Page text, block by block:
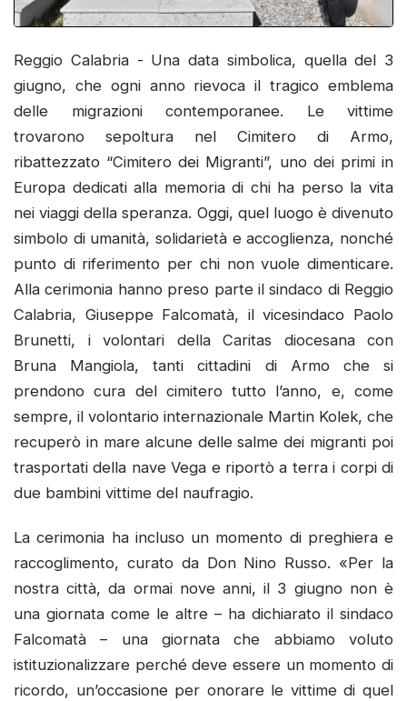
Reggio Calabria - Una data simbolica, quella del 3
giugno, che ogni anno rievoca il tragico emblema
delle migrazioni contemporanee. Le vittime
trovarono sepoltura nel Cimitero di Armo,
ribattezzato “Cimitero dei Migranti”, uno dei primi in
Europa dedicati alla memoria di chi ha perso la vita
nei viaggi della speranza. Oggi, quel luogo è divenuto
simbolo di umanità, solidarietà e accoglienza, nonché
punto di riferimento per chi non vuole dimenticare.
Alla cerimonia hanno preso parte il sindaco di Reggio
Calabria, Giuseppe Falcomatà, il vicesindaco Paolo
Brunetti, i volontari della Caritas diocesana con
Bruna Mangiola, tanti cittadini di Armo che si
prendono cura del cimitero tutto l’anno, e, come
sempre, il volontario internazionale Martin Kolek, che
recuperò in mare alcune delle salme dei migranti poi
trasportati della nave Vega e riportò a terra i corpi di
due bambini vittime del naufragio.
La cerimonia ha incluso un momento di preghiera e
raccoglimento, curato da Don Nino Russo. «Per la
nostra città, da ormai nove anni, il 3 giugno non è
una giornata come le altre – ha dichiarato il sindaco
Falcomatà – una giornata che abbiamo voluto
istituzionalizzare perché deve essere un momento di
ricordo, un’occasione per onorare le vittime di quel